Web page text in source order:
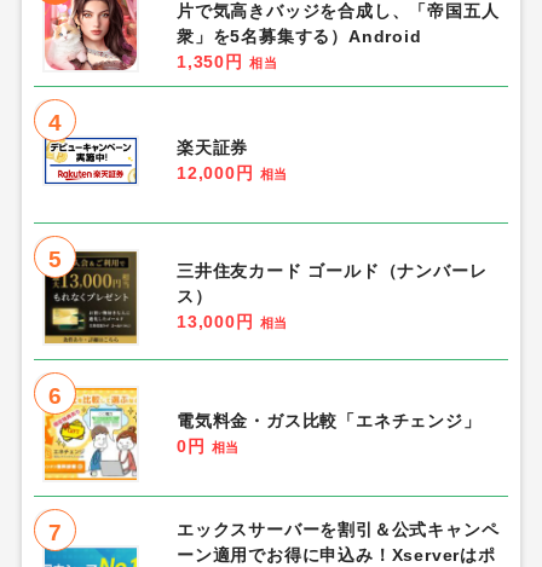
片で気高きバッジを合成し、「帝国五人
衆」を5名募集する）Android
1,350円
相当
4
楽天証券
12,000円
相当
5
三井住友カード ゴールド（ナンバーレ
ス）
13,000円
相当
6
電気料金・ガス比較「エネチェンジ」
0円
相当
7
エックスサーバーを割引＆公式キャンペ
ーン適用でお得に申込み！Xserverはポ